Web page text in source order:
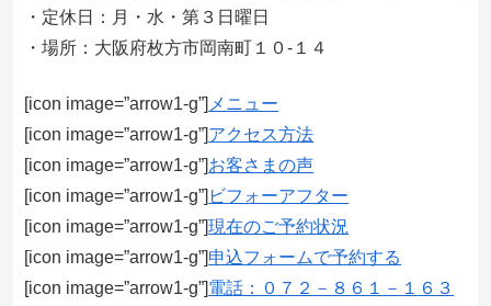
・定休日：月・水・第３日曜日
・場所：大阪府枚方市岡南町１０-１４
[icon image=”arrow1-g”] メニュー
[icon image=”arrow1-g”]アクセス方法
[icon image=”arrow1-g”]お客さまの声
[icon image=”arrow1-g”] ビフォーアフター
[icon image=”arrow1-g”]現在のご予約状況
[icon image=”arrow1-g”]申込フォームで予約する
[icon image=”arrow1-g”]電話：０７２－８６１－１６３